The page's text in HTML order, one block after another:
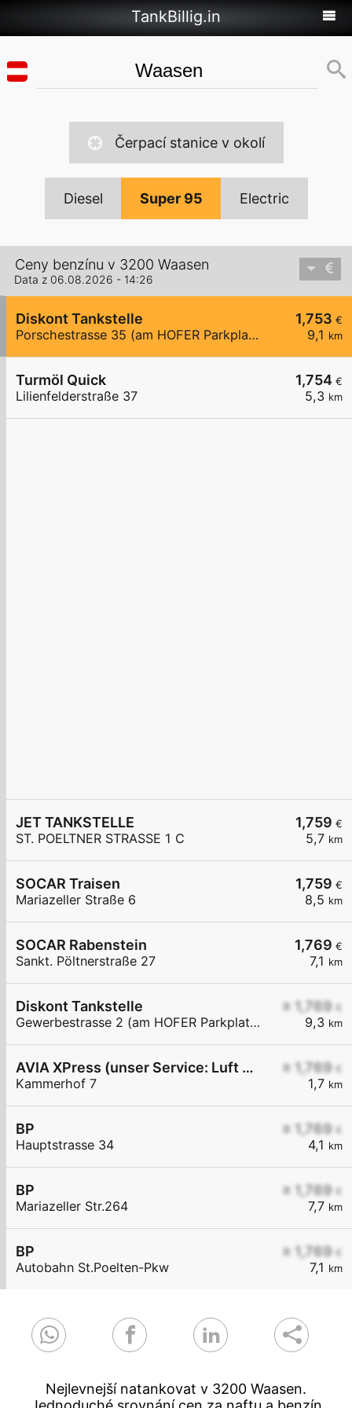
TankBillig.in
Čerpací stanice v okolí
Diesel Super 95 Electric
Ceny benzínu v 3200 Waasen
Data z 06.08.2026 - 14:26
1,753 €
9,1 km
Diskont Tankstelle
Porschestrasse 35 (am HOFER Parkplatz)
1,754 €
5,3 km
Turmöl Quick
Lilienfelderstraße 37
1,759 €
5,7 km
JET TANKSTELLE
ST. POELTNER STRASSE 1 C
1,759 €
8,5 km
SOCAR Traisen
Mariazeller Straße 6
1,769 €
7,1 km
SOCAR Rabenstein
Sankt. Pöltnerstraße 27
≥ 1,769 €
9,3 km
Diskont Tankstelle
Gewerbestrasse 2 (am HOFER Parkplatz)
≥ 1,769 €
1,7 km
AVIA XPress (unser Service: Luft und Wasser)
Kammerhof 7
≥ 1,769 €
4,1 km
BP
Hauptstrasse 34
≥ 1,769 €
7,7 km
BP
Mariazeller Str.264
≥ 1,769 €
7,1 km
BP
Autobahn St.Poelten-Pkw
Nejlevnejší natankovat v 3200 Waasen.